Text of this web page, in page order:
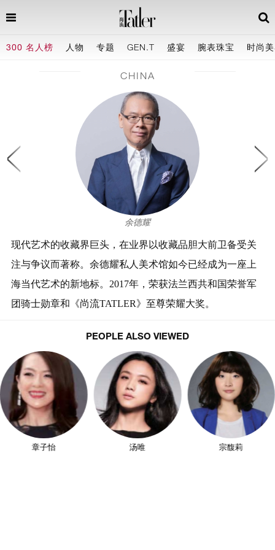
300 名人榜 人物 专题 GEN.T 盛宴 腕表珠宝 时尚
CHINA
余德耀
现代艺术的收藏界巨头，在业界以收藏品胆大前卫备受关
注与争议而著称。余德耀私人美术馆如今已经成为一座上
海当代艺术的新地标。2017年，荣获法兰西共和国荣誉军
团骑士勋章和《尚流TATLER》至尊荣耀大奖。
PEOPLE ALSO VIEWED
章子怡 汤唯 宗馥莉